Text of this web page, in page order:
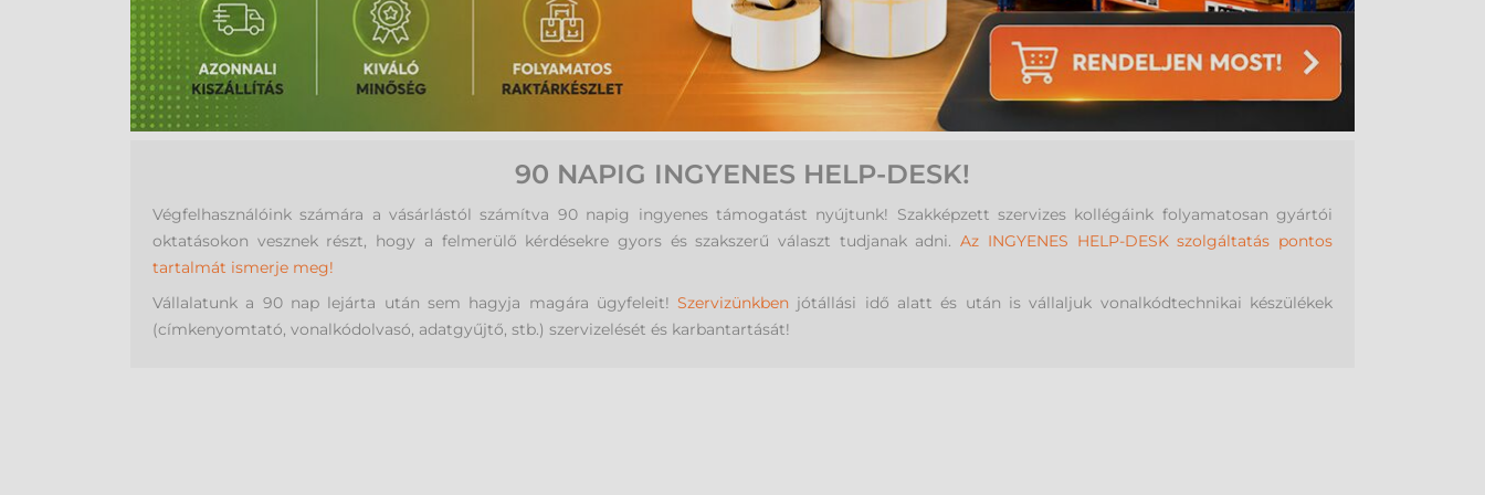
90 NAPIG INGYENES HELP-DESK!
Végfelhasználóink számára a vásárlástól számítva 90 napig ingyenes támogatást nyújtunk! Szakképzett szervizes kollégáink folyamatosan gyártói
oktatásokon vesznek részt, hogy a felmerülő kérdésekre gyors és szakszerű választ tudjanak adni.Az INGYENES HELP-DESK szolgáltatás pontos
tartalmát ismerje meg!
Vállalatunk a 90 nap lejárta után sem hagyja magára ügyfeleit!Szervizünkben jótállási idő alatt és után is vállaljuk vonalkódtechnikai készülékek
(címkenyomtató, vonalkódolvasó, adatgyűjtő, stb.) szervizelését és karbantartását!